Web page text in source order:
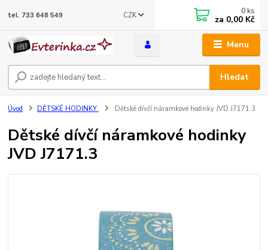
Menu
CZK
Hledat
tel. 733 648 549 0 ks
za 0,00 Kč
Úvod DĚTSKÉ HODINKY Dětské dívčí náramkové hodinky JVD J7171.3
Dětské dívčí náramkové hodinky
JVD J7171.3